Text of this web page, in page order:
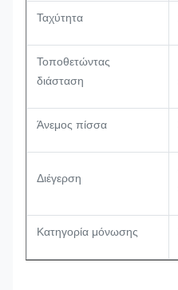
Ταχύτητα
Τοποθετώντας
διάσταση
Άνεμος πίσσα
Διέγερση
Κατηγορία μόνωσης